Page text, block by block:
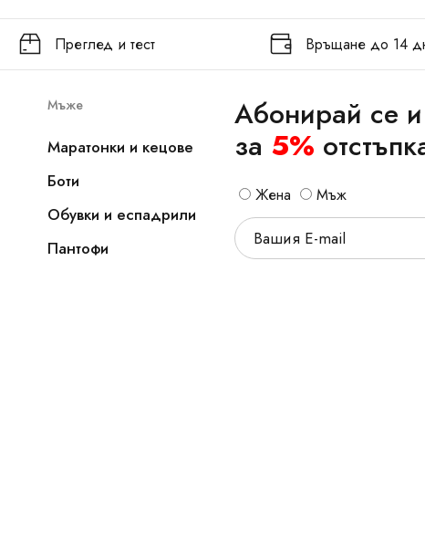
Преглед и тест Връщане до 14
Мъже
Маратонки и кецове
Боти
Обувки и еспадрили
Пантофи
Абонирай се
за 5%
Жена Мъж